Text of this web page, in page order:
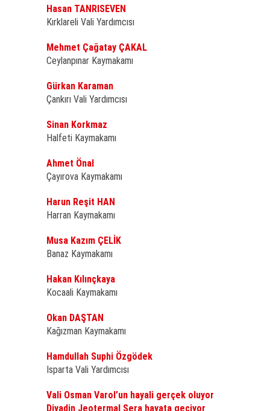
Hasan TANRISEVEN
Kırklareli Vali Yardımcısı
Mehmet Çağatay ÇAKAL
Ceylanpınar Kaymakamı
Gürkan Karaman
Çankırı Vali Yardımcısı
Sinan Korkmaz
Halfeti Kaymakamı
Ahmet Önal
Çayırova Kaymakamı
Harun Reşit HAN
Harran Kaymakamı
Musa Kazım ÇELİK
Banaz Kaymakamı
Hakan Kılınçkaya
Kocaali Kaymakamı
Okan DAŞTAN
Kağızman Kaymakamı
Hamdullah Suphi Özgödek
Isparta Vali Yardımcısı
Vali Osman Varol’un hayali gerçek oluyor
Diyadin Jeotermal Sera hayata geçiyor